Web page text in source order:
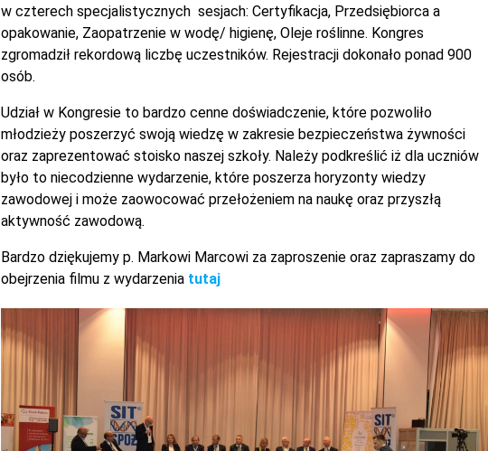
w czterech specjalistycznych sesjach: Certyfikacja, Przedsiębiorca a
opakowanie, Zaopatrzenie w wodę/ higienę, Oleje roślinne. Kongres
zgromadził rekordową liczbę uczestników. Rejestracji dokonało ponad 900
osób.
Udział w Kongresie to bardzo cenne doświadczenie, które pozwoliło
młodzieży poszerzyć swoją wiedzę w zakresie bezpieczeństwa żywności
oraz zaprezentować stoisko naszej szkoły. Należy podkreślić iż dla uczniów
było to niecodzienne wydarzenie, które poszerza horyzonty wiedzy
zawodowej i może zaowocować przełożeniem na naukę oraz przyszłą
aktywność zawodową.
Bardzo dziękujemy p. Markowi Marcowi za zaproszenie oraz zapraszamy do
obejrzenia filmu z wydarzenia tutaj